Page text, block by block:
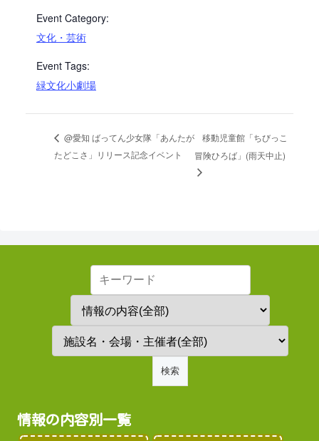
Event Category:
文化・芸術
Event Tags:
緑文化小劇場
@愛知 ばってん少女隊「あんたが
たどこさ」リリース記念イベント
移動児童館「ちびっこ
冒険ひろば」(雨天中止)
情報の内容別一覧